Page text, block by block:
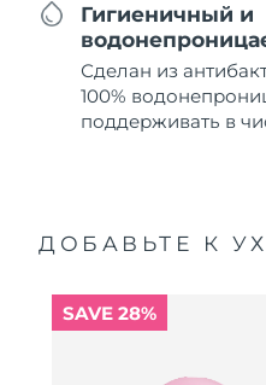
Гигиеничный и
Сделан из
100%
поддерживать в
ДОБАВЬТЕ К
SAVE 28%